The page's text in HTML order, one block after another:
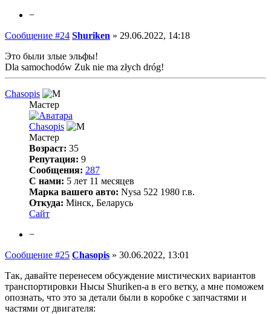
−
Сообщение #24 Shuriken » 29.06.2022, 14:18
Это были злые эльфы!
Dla samochodów Zuk nie ma złych dróg!
Chasopis
Мастер
Chasopis
Мастер
Возраст: 35
Репутация: 9
Сообщения: 287
С нами: 5 лет 11 месяцев
Марка вашего авто: Nysa 522 1980 г.в.
Откуда: Мінск, Беларусь
Сайт
−
Сообщение #25 Chasopis » 30.06.2022, 13:01
Так, давайте перенесем обсуждение мистических вариантов
транспортировки Нысы Shuriken-а в его ветку, а мне поможем
опознать, что это за детали были в коробке с запчастями и
частями от двигателя: